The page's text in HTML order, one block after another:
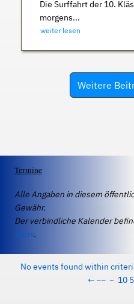
Die Surffahrt der 10.
morgens...
weiter lesen
Weitere
Termine
Alle Angaben in diesem
Gewähr.
Der verbindliche Kalender
IServ.
No events found within
← −− − 10